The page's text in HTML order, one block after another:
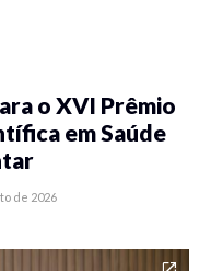
o XVI Prêmio
em Saúde
de 2026